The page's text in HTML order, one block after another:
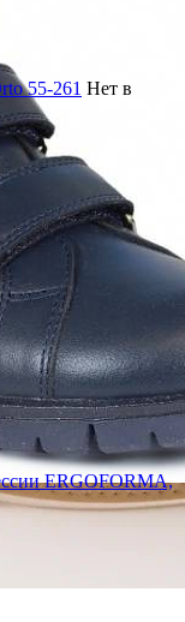
55-261 Нет в
ERGOFORMA,